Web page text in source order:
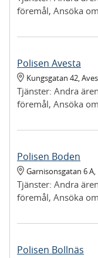
föremål, Ansöka
upphittat föremål,
Polisen Avesta
Kungsgatan 42,
Tjänster: Andra
föremål, Ansöka
föremål vi tagit i
Polisen Boden
Garnisonsgatan 6 A,
Tjänster: Andra
föremål, Ansöka
upphittat föremål,
Polisen Bollnäs